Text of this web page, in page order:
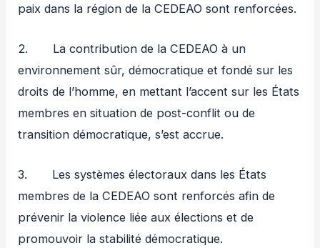
paix dans la région de la CEDEAO sont renforcées.
2. La contribution de la CEDEAO à un
environnement sûr, démocratique et fondé sur les
droits de l’homme, en mettant l’accent sur les États
membres en situation de post-conflit ou de
transition démocratique, s’est accrue.
3. Les systèmes électoraux dans les États
membres de la CEDEAO sont renforcés afin de
prévenir la violence liée aux élections et de
promouvoir la stabilité démocratique.